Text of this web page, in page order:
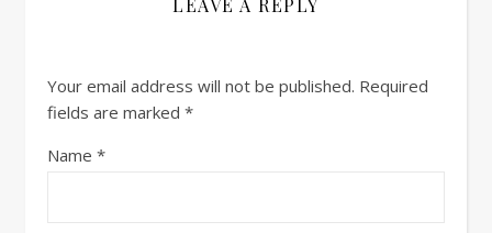
Your email address will not be published. Required
fields are marked *
Name *